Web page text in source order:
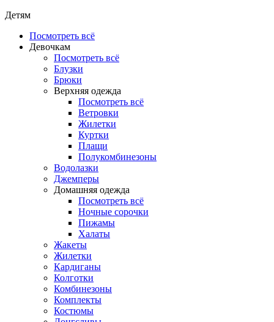
Детям
Посмотреть всё
Девочкам
Посмотреть всё
Блузки
Брюки
Верхняя одежда
Посмотреть всё
Ветровки
Жилетки
Куртки
Плащи
Полукомбинезоны
Водолазки
Джемперы
Домашняя одежда
Посмотреть всё
Ночные сорочки
Пижамы
Халаты
Жакеты
Жилетки
Кардиганы
Колготки
Комбинезоны
Комплекты
Костюмы